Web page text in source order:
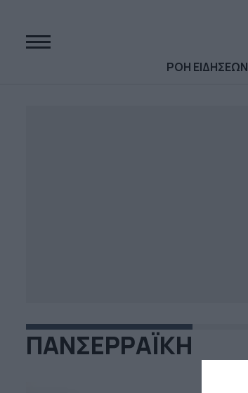
ΡΟΗ ΕΙΔΗΣΕΩΝ
ΠΑΝΣΕΡΡΑΪΚΗ